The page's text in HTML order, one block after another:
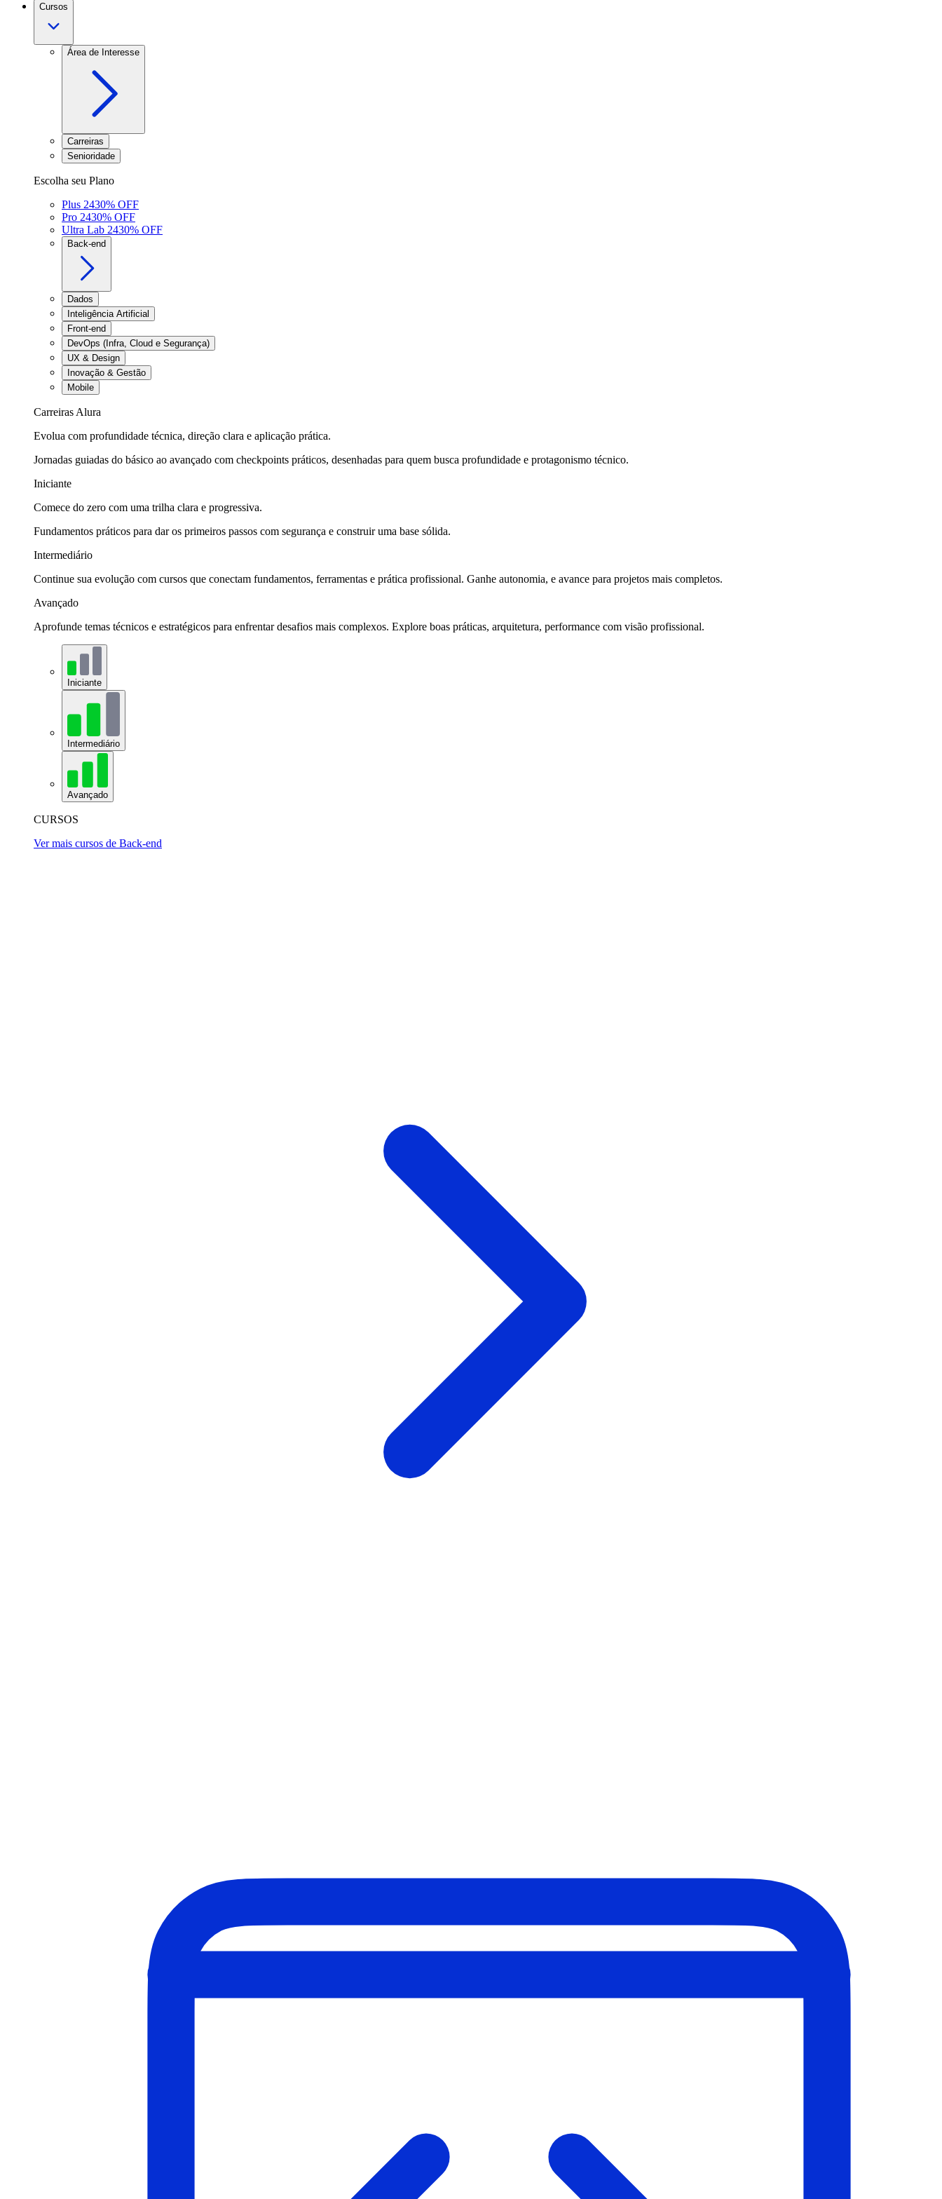
Cursos
Área de Interesse
Carreiras
Senioridade
Escolha seu Plano
Plus 2430% OFF
Pro 2430% OFF
Ultra Lab 2430% OFF
Back-end
Dados
Inteligência Artificial
Front-end
DevOps (Infra, Cloud e Segurança)
UX & Design
Inovação & Gestão
Mobile
Carreiras Alura
Evolua com profundidade técnica, direção clara e aplicação prática.
Jornadas guiadas do básico ao avançado com checkpoints práticos, desenhadas para quem busca profundidade e protagonismo técnico.
Iniciante
Comece do zero com uma trilha clara e progressiva.
Fundamentos práticos para dar os primeiros passos com segurança e construir uma base sólida.
Intermediário
Continue sua evolução com cursos que conectam fundamentos, ferramentas e prática profissional. Ganhe autonomia, e avance para projetos mais completos.
Avançado
Aprofunde temas técnicos e estratégicos para enfrentar desafios mais complexos. Explore boas práticas, arquitetura, performance com visão profissional.
Iniciante
Intermediário
Avançado
CURSOS
Ver mais cursos de Back-end